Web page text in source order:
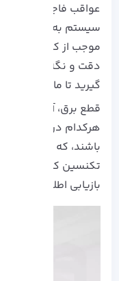
عواقب فاجعه باری
سیستم به وجود
موجب از کار افتادن
گیرید تا مانع از بوت
قطع برق، آلودگی به
هرکدام در این
باشند، که برای حل
تکنسین کار کشته و
بازیابی اطلاعات شما